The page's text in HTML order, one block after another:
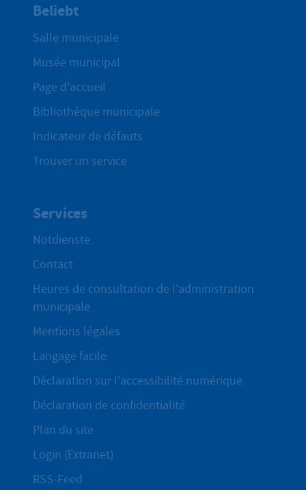
Beliebt
Salle municipale
Musée municipal
Page d'accueil
Bibliothèque municipale
Indicateur de défauts
Trouver un service
Services
Notdienste
Contact
Heures de consultation de l'administration
municipale
Mentions légales
Langage facile
Déclaration sur l'accessibilité numérique
Déclaration de confidentialité
Plan du site
Login (Extranet)
RSS-Feed